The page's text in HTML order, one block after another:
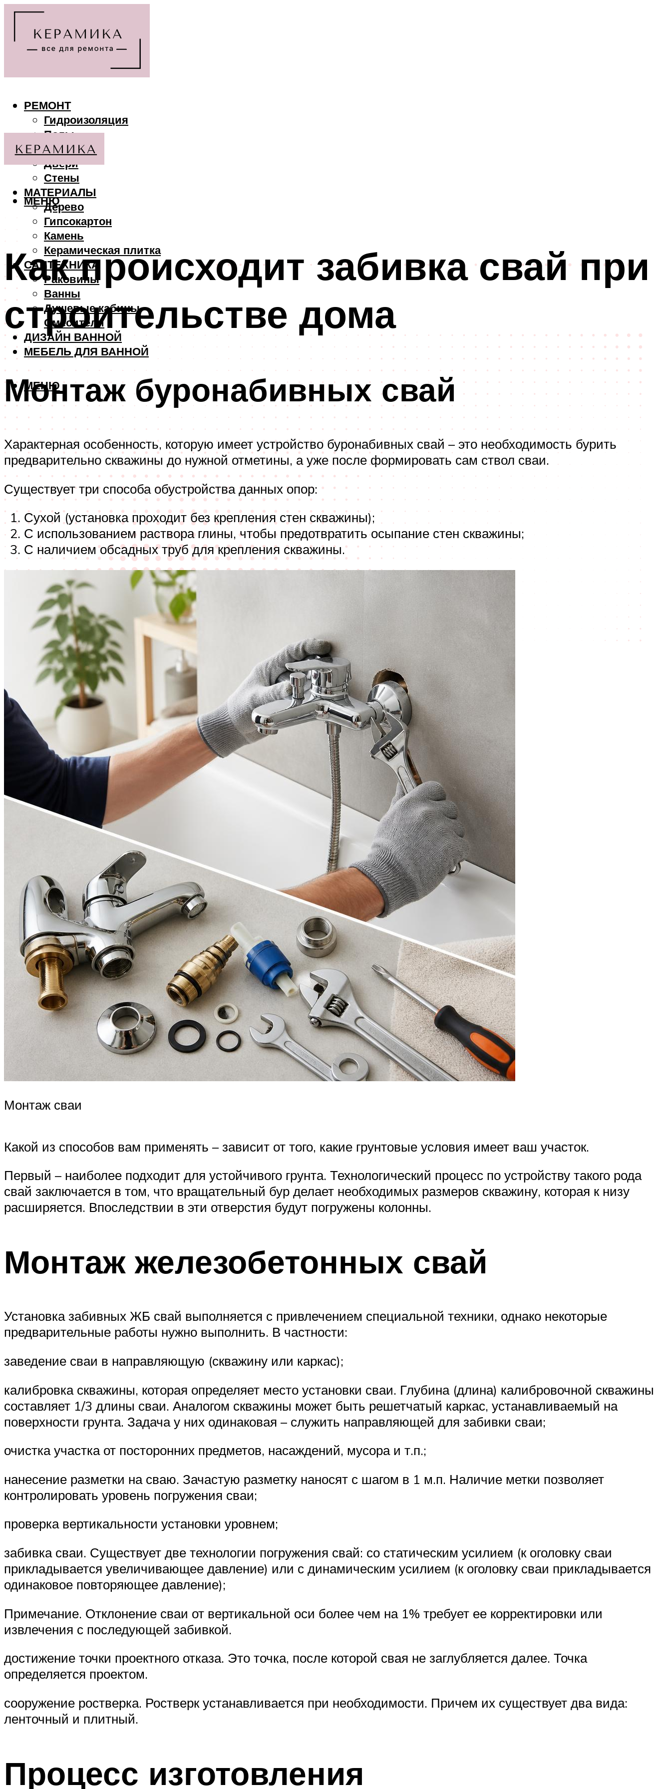
РЕМОНТ
Гидроизоляция
Полы
Потолки
Двери
Стены
МАТЕРИАЛЫ
Дерево
Гипсокартон
Камень
Керамическая плитка
САНТЕХНИКА
Раковины
Ванны
Душевые кабины
Смесители
ДИЗАЙН ВАННОЙ
МЕБЕЛЬ ДЛЯ ВАННОЙ
МЕНЮ
МЕНЮ
Как происходит забивка свай при
строительстве дома
Монтаж буронабивных свай
Характерная особенность, которую имеет устройство буронабивных свай – это необходимость бурить
предварительно скважины до нужной отметины, а уже после формировать сам ствол сваи.
Существует три способа обустройства данных опор:
Сухой (установка проходит без крепления стен скважины);
С использованием раствора глины, чтобы предотвратить осыпание стен скважины;
С наличием обсадных труб для крепления скважины.
Монтаж сваи
Какой из способов вам применять – зависит от того, какие грунтовые условия имеет ваш участок.
Первый – наиболее подходит для устойчивого грунта. Технологический процесс по устройству такого рода
свай заключается в том, что вращательный бур делает необходимых размеров скважину, которая к низу
расширяется. Впоследствии в эти отверстия будут погружены колонны.
Монтаж железобетонных свай
Установка забивных ЖБ свай выполняется с привлечением специальной техники, однако некоторые
предварительные работы нужно выполнить. В частности:
заведение сваи в направляющую (скважину или каркас);
калибровка скважины, которая определяет место установки сваи. Глубина (длина) калибровочной скважины
составляет 1/3 длины сваи. Аналогом скважины может быть решетчатый каркас, устанавливаемый на
поверхности грунта. Задача у них одинаковая – служить направляющей для забивки сваи;
очистка участка от посторонних предметов, насаждений, мусора и т.п.;
нанесение разметки на сваю. Зачастую разметку наносят с шагом в 1 м.п. Наличие метки позволяет
контролировать уровень погружения сваи;
проверка вертикальности установки уровнем;
забивка сваи. Существует две технологии погружения свай: со статическим усилием (к оголовку сваи
прикладывается увеличивающее давление) или с динамическим усилием (к оголовку сваи прикладывается
одинаковое повторяющее давление);
Примечание. Отклонение сваи от вертикальной оси более чем на 1% требует ее корректировки или
извлечения с последующей забивкой.
достижение точки проектного отказа. Это точка, после которой свая не заглубляется далее. Точка
определяется проектом.
сооружение ростверка. Ростверк устанавливается при необходимости. Причем их существует два вида:
ленточный и плитный.
Процесс изготовления